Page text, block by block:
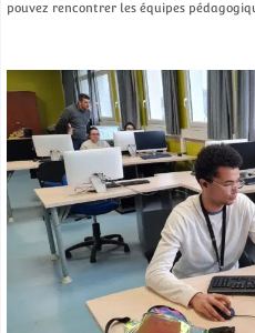
pouvez rencontrer les équipes